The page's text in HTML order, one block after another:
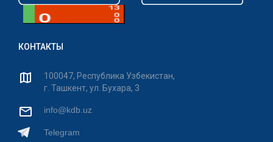
КОНТАКТЫ
100047, Республика Узбекистан,
г. Ташкент, ул. Бухара, 3
info@kdb.uz
Telegram